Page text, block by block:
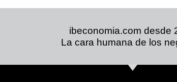
ibeconomia.com desde
La cara humana de los